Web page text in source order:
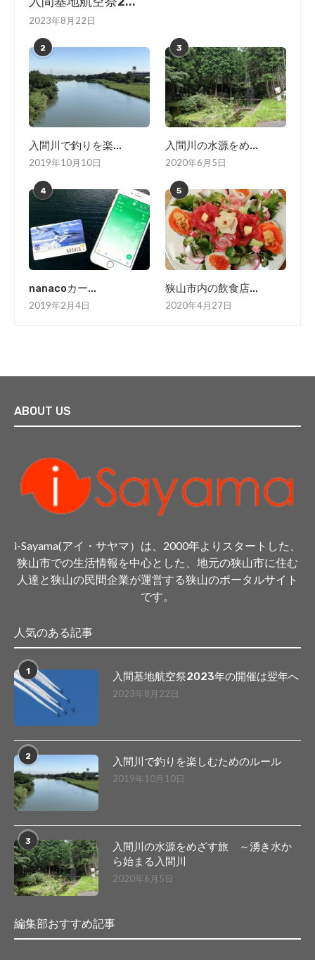
2023年8月22日
2
入間川で釣りを楽...
2019年10月10日
3
入間川の水源をめ...
2020年6月5日
4
nanacoカー...
2019年2月4日
5
狭山市内の飲食店...
2020年4月27日
ABOUT US
i-Sayama(アイ・サヤマ）は、2000年よりスタートした、
狭山市での生活情報を中心とした、地元の狭山市に住む
人達と狭山の民間企業が運営する狭山のポータルサイト
です。
人気のある記事
1 入間基地航空祭2023年の開催は翌年へ
2023年8月22日
2 入間川で釣りを楽しむためのルール
2019年10月10日
3
入間川の水源をめざす旅 ～湧き水か
ら始まる入間川
2020年6月5日
編集部おすすめ記事